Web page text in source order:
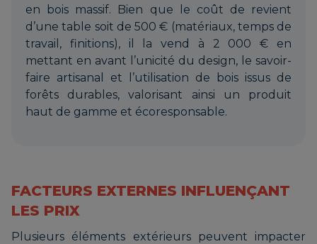
en bois massif. Bien que le coût de revient
d’une table soit de 500 € (matériaux, temps de
travail, finitions), il la vend à 2 000 € en
mettant en avant l’unicité du design, le savoir-
faire artisanal et l’utilisation de bois issus de
forêts durables, valorisant ainsi un produit
haut de gamme et écoresponsable.
FACTEURS EXTERNES INFLUENÇANT
LES PRIX
Plusieurs éléments extérieurs peuvent impacter